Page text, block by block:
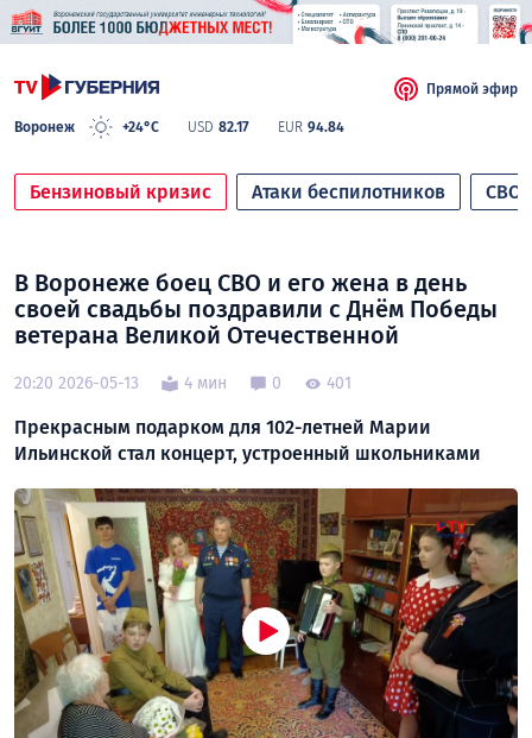
Воронеж +24°C USD 82.17 EUR 94.84
Прямой эфир
Бензиновый кризис Атаки беспилотников СВО
В Воронеже боец СВО и его жена в день
своей свадьбы поздравили с Днём Победы
ветерана Великой Отечественной
20:20 2026-05-13 4 мин 0 401
Прекрасным подарком для 102-летней Марии
Ильинской стал концерт, устроенный школьниками